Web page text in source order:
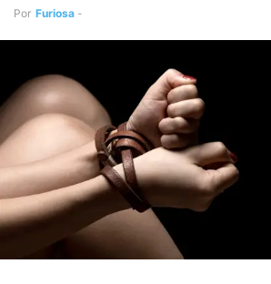
Por Furiosa -